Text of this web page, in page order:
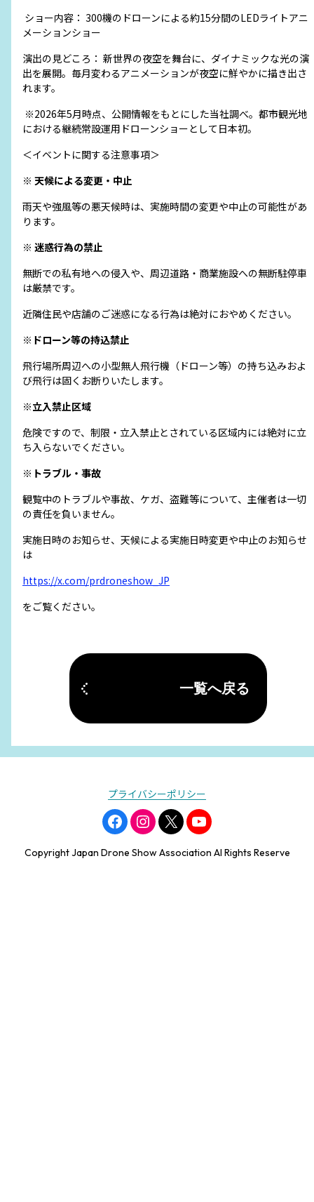
ショー内容： 300機のドローンによる約15分間のLEDライトアニ
メーションショー
演出の見どころ： 新世界の夜空を舞台に、ダイナミックな光の演
出を展開。毎月変わるアニメーションが夜空に鮮やかに描き出さ
れます。
※2026年5月時点、公開情報をもとにした当社調べ。都市観光地
における継続常設運用ドローンショーとして日本初。
＜イベントに関する注意事項＞
※ 天候による変更・中止
雨天や強風等の悪天候時は、実施時間の変更や中止の可能性があ
ります。
※ 迷惑行為の禁止
無断での私有地への侵入や、周辺道路・商業施設への無断駐停車
は厳禁です。
近隣住民や店舗のご迷惑になる行為は絶対におやめください。
※ドローン等の持込禁止
飛行場所周辺への小型無人飛行機（ドローン等）の持ち込みおよ
び飛行は固くお断りいたします。
※立入禁止区域
危険ですので、制限・立入禁止とされている区域内には絶対に立
ち入らないでください。
※トラブル・事故
観覧中のトラブルや事故、ケガ、盗難等について、主催者は一切
の責任を負いません。
実施日時のお知らせ、天候による実施日時変更や中止のお知らせ
は
https://x.com/prdroneshow_JP
をご覧ください。
一覧へ戻る
プライバシーポリシー
Copyright Japan Drone Show Association Al Rights Reserve